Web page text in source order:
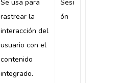
Se usa para
rastrear la
interacción del
usuario con el
contenido
integrado.
Sesi
ón